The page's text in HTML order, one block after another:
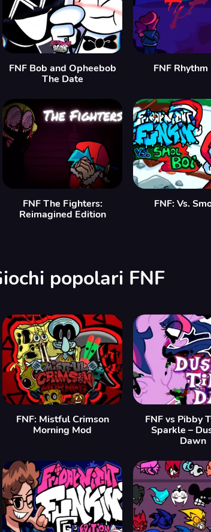
FNF Bob and Opheebob
The Date
FNF Rhythm
FNF The Fighters:
Reimagined Edition
FNF: Vs.
popolari FNF
FNF: Mistful Crimson
Morning Mod
FNF vs Pibby
Sparkle –
Dawn